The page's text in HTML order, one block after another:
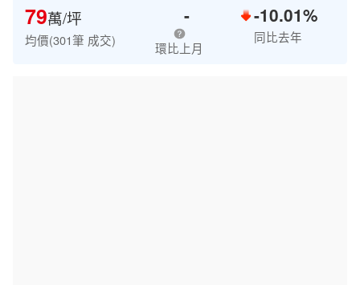
79萬/坪
均價(301筆 成交)
-
環比上月
-10.01%
同比去年